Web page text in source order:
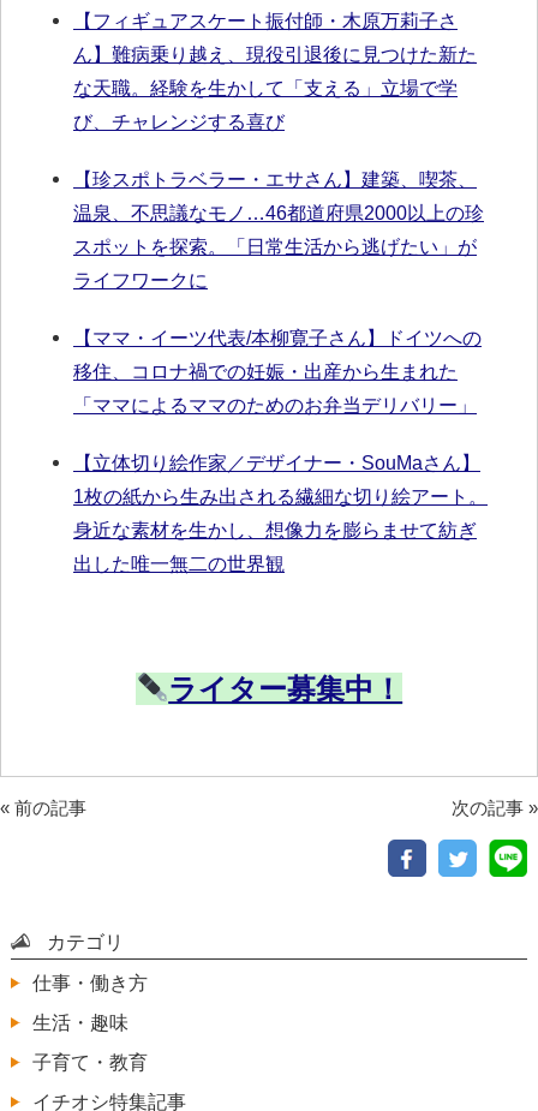
【フィギュアスケート振付師・木原万莉子さ
ん】難病乗り越え、現役引退後に見つけた新た
な天職。経験を生かして「支える」立場で学
び、チャレンジする喜び
【珍スポトラベラー・エサさん】建築、喫茶、
温泉、不思議なモノ…46都道府県2000以上の珍
スポットを探索。「日常生活から逃げたい」が
ライフワークに
【ママ・イーツ代表/本柳寛子さん】ドイツへの
移住、コロナ禍での妊娠・出産から生まれた
「ママによるママのためのお弁当デリバリー」
【立体切り絵作家／デザイナー・SouMaさん】
1枚の紙から生み出される繊細な切り絵アート。
身近な素材を生かし、想像力を膨らませて紡ぎ
出した唯一無二の世界観
ライター募集中！
« 前の記事 次の記事 »
カテゴリ
仕事・働き方
生活・趣味
子育て・教育
イチオシ特集記事